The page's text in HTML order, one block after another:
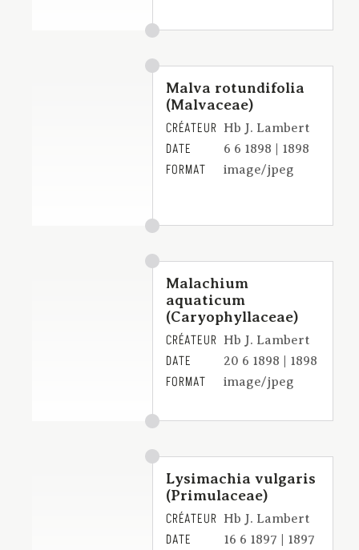
Malva rotundifolia
(Malvaceae)
CRÉATEUR Hb J. Lambert
DATE 6 6 1898 | 1898
FORMAT image/jpeg
Malachium
aquaticum
(Caryophyllaceae)
CRÉATEUR Hb J. Lambert
DATE 20 6 1898 | 1898
FORMAT image/jpeg
Lysimachia vulgaris
(Primulaceae)
CRÉATEUR Hb J. Lambert
DATE 16 6 1897 | 1897